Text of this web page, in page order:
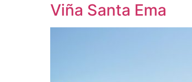
Viña Santa Ema